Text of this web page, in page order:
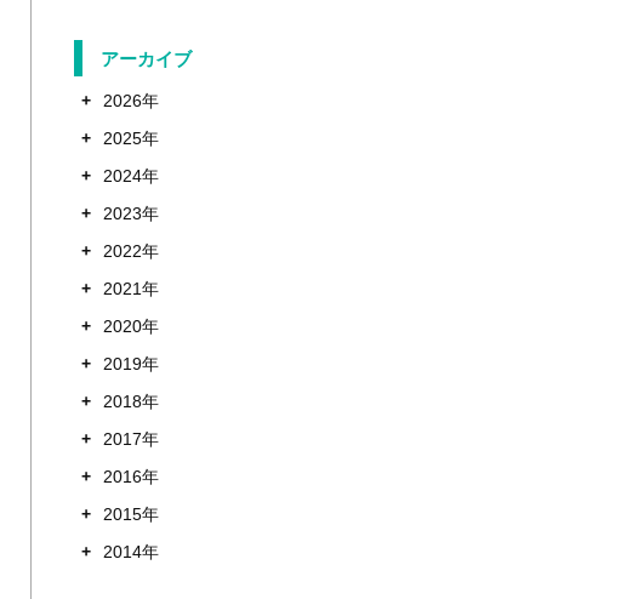
アーカイブ
+
2026年
+
2025年
+
2024年
+
2023年
+
2022年
+
2021年
+
2020年
+
2019年
+
2018年
+
2017年
+
2016年
+
2015年
+
2014年